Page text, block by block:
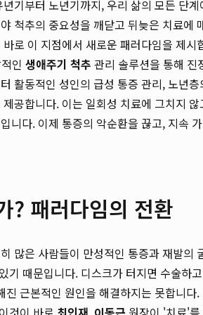
기부터 노년기까지, 우리 삶의 모든 단
척추의 중요성을 깨닫고 뒤늦은 치료에
로 이 지점에서 새로운 패러다임을 제시
인 생애주기 척추 관리 솔루션을 통해 진
활동적인 성인의 급성 통증 관리, 노년
공합니다. 이는 일회성 치료에 그치지
니다. 이제 통증의 악순환을 끊고, 지속
? 패러다임의 전환
많은 사람들이 만성적인 통증과 재발의
때문입니다. 디스크가 터지면 수술하
근본적인 원인을 해결하지는 못합니다